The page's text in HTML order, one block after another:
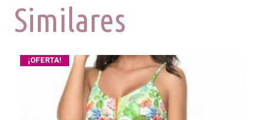
Similares
¡OFERTA!